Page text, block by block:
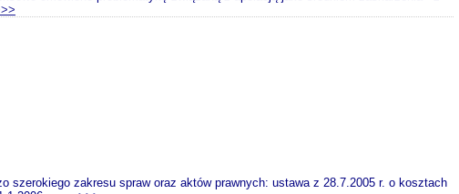
zakresu spraw oraz aktów prawnych: ustawa z 28.7.2005 r. o kosztach